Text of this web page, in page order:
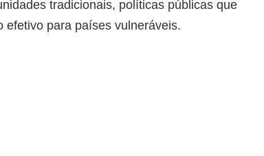
tradicionais, políticas públicas que
efetivo para países vulneráveis.